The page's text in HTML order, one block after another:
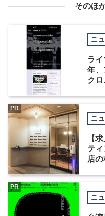
そのほ
ニ
ライ
年、
ク
ニ
【
ティ
店
PR
ニ
PR